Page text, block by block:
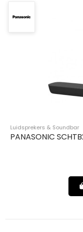
Luidsprekers & Soundbar
PANASONIC